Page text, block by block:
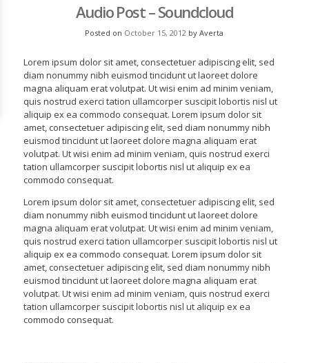
Audio Post – Soundcloud
Posted on October 15, 2012 by Averta
Lorem ipsum dolor sit amet, consectetuer adipiscing elit, sed
diam nonummy nibh euismod tincidunt ut laoreet dolore
magna aliquam erat volutpat. Ut wisi enim ad minim veniam,
quis nostrud exerci tation ullamcorper suscipit lobortis nisl ut
aliquip ex ea commodo consequat. Lorem ipsum dolor sit
amet, consectetuer adipiscing elit, sed diam nonummy nibh
euismod tincidunt ut laoreet dolore magna aliquam erat
volutpat. Ut wisi enim ad minim veniam, quis nostrud exerci
tation ullamcorper suscipit lobortis nisl ut aliquip ex ea
commodo consequat.
Lorem ipsum dolor sit amet, consectetuer adipiscing elit, sed
diam nonummy nibh euismod tincidunt ut laoreet dolore
magna aliquam erat volutpat. Ut wisi enim ad minim veniam,
quis nostrud exerci tation ullamcorper suscipit lobortis nisl ut
aliquip ex ea commodo consequat. Lorem ipsum dolor sit
amet, consectetuer adipiscing elit, sed diam nonummy nibh
euismod tincidunt ut laoreet dolore magna aliquam erat
volutpat. Ut wisi enim ad minim veniam, quis nostrud exerci
tation ullamcorper suscipit lobortis nisl ut aliquip ex ea
commodo consequat.